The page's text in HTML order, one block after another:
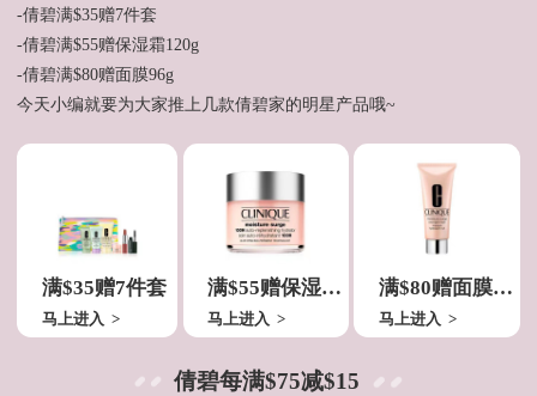
-倩碧满$35赠7件套
-倩碧满$55赠保湿霜120g
-倩碧满$80赠面膜96g
今天小编就要为大家推上几款倩碧家的明星产品哦~
满$35赠7件套
马上进入 >
满$55赠保湿霜120g
马上进入 >
满$80赠面膜96g
马上进入 >
倩碧每满$75减$15